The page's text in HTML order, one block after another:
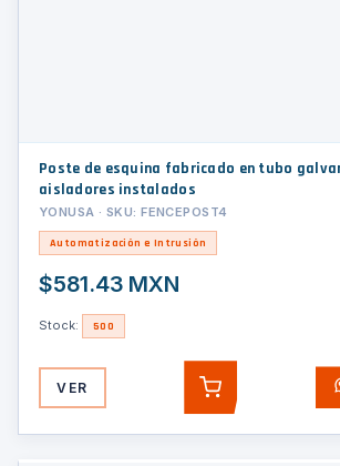
Poste de esquina fabricado en tubo
aisladores instalados
YONUSA · SKU: FENCEPOST4
Automatización e Intrusión
$581.43 MXN
Stock: 500
VER AGREGAR